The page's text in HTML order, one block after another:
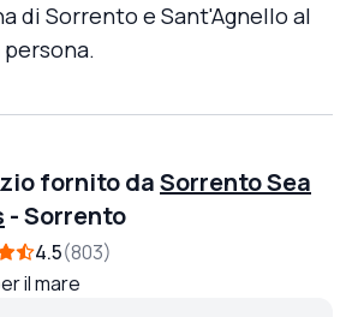
di Sorrento e Sant'Agnello al
fornito daSorrento Sea
-Sorrento
4.5 803
il mare